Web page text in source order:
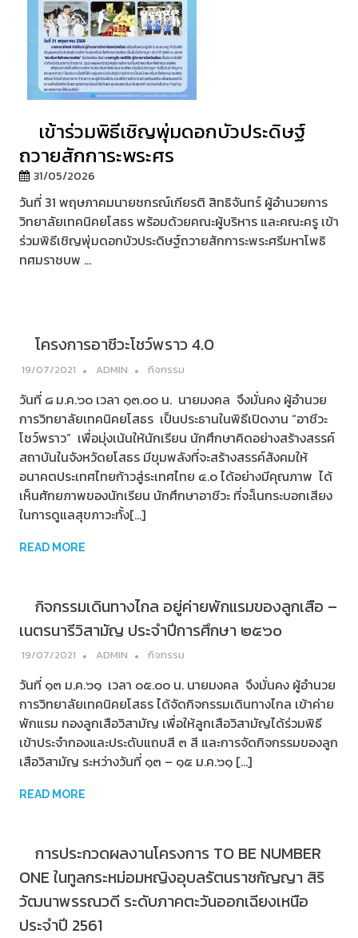
เข้าร่วมพิธีเชิญพุ่มดอกบัวประดิษฐ์
ถวายสักการะพระศร
31/05/2026
วันที่ 31 พฤษภาคมนายชกรณ์เกียรติ สิทธิจันทร์ ผู้อำนวยการ
วิทยาลัยเทคนิคยโสธร พร้อมด้วยคณะผู้บริหาร และคณะครู เข้า
ร่วมพิธีเชิญพุ่มดอกบัวประดิษฐ์ถวายสักการะพระศรีมหาโพธิ
ทศมราชบพ ...
โครงการอาชีวะโชว์พราว 4.0
19/07/2021 ADMIN กิจกรรม
วันที่ ๘ ม.ค.๖๐ เวลา ๑๓.๐๐ น. นายมงคล จึงมั่นคง ผู้อำนวย
การวิทยาลัยเทคนิคยโสธร เป็นประธานในพิธีเปิดงาน “อาชีวะ
โชว์พราว” เพื่อมุ่งเน้นให้นักเรียน นักศึกษาคิดอย่างสร้างสรรค์
สถาบันในจังหวัดยโสธร มีขุมพลังที่จะสร้างสรรค์สังคมให้
อนาคตประเทศไทยก้าวสู่ระเทศไทย ๔.๐ ได้อย่างมีคุณภาพ ได้
เห็นศักยภาพของนักเรียน นักศึกษาอาชีวะ ที่จะเ็นกระบอกเสียง
ในการดูแลสุขภาวะทั้ง[…]
READ MORE
กิจกรรมเดินทางไกล อยู่ค่ายพักแรมของลูกเสือ –
เนตรนารีวิสามัญ ประจำปีการศึกษา ๒๕๖๐
19/07/2021 ADMIN กิจกรรม
วันที่ ๑๓ ม.ค.๖๑ เวลา ๐๕.๐๐ น. นายมงคล จึงมั่นคง ผู้อำนวย
การวิทยาลัยเทคนิคยโสธร ได้จัดกิจกรรมเดินทางไกล เข้าค่าย
พักแรม กองลูกเสือวิสามัญ เพื่อให้ลูกเสือวิสามัญได้ร่วมพิธี
เข้าประจำกองและประดับแถบสี ๓ สี และการจัดกิจกรรมของลูก
เสือวิสามัญ ระหว่างวันที่ ๑๓ – ๑๕ ม.ค.๖๑ […]
READ MORE
การประกวดผลงานโครงการ TO BE NUMBER
ONE ในทูลกระหม่อมหญิงอุบลรัตนราชกัญญา สิริ
วัฒนาพรรณวดี ระดับภาคตะวันออกเฉียงเหนือ
ประจำปี 2561